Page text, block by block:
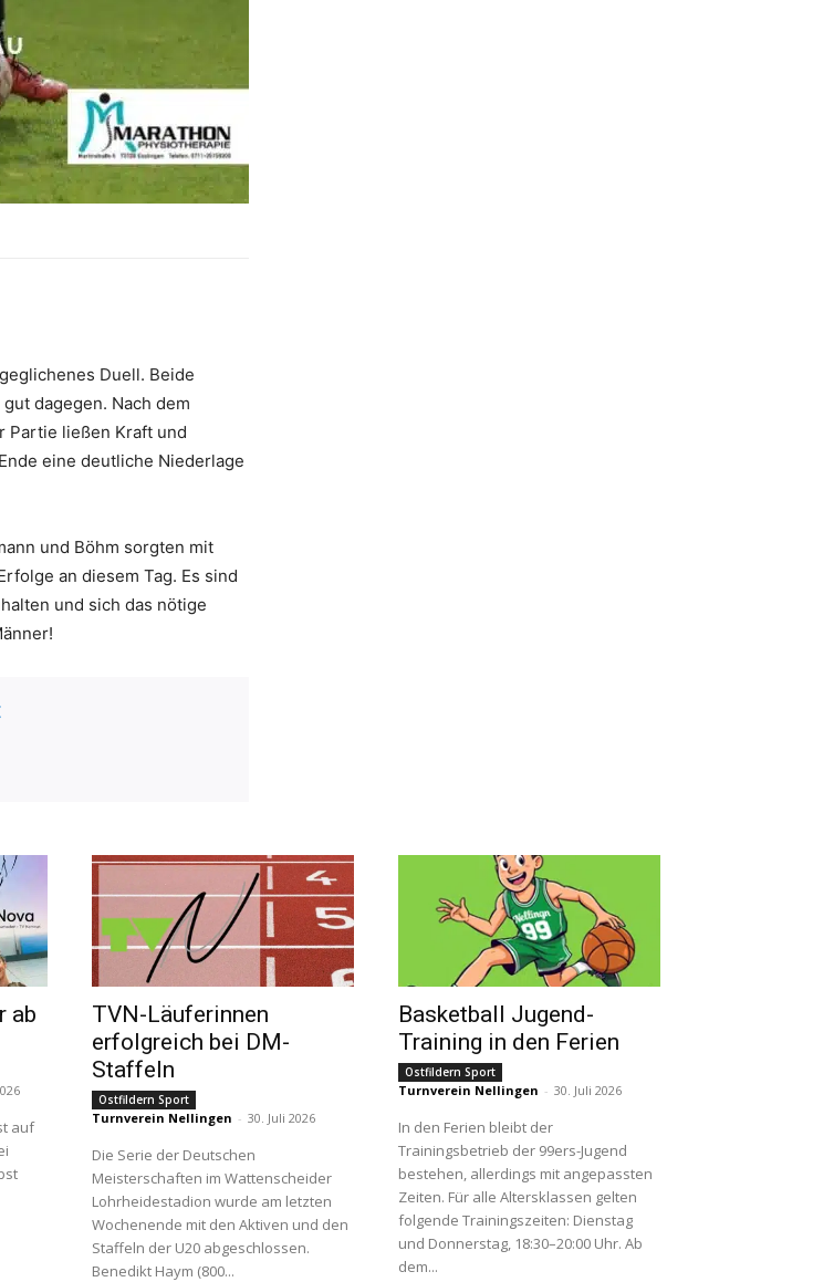
Duell. Beide
dagegen. Nach dem
Partie ließen Kraft und
eine deutliche Niederlage
und Böhm sorgten mit
an diesem Tag. Es sind
und sich das nötige
ab
auf
TVN-Läuferinnen
erfolgreich bei DM-
Staffeln
Ostfildern Sport
Turnverein Nellingen - 30. Juli 2026
Die Serie der Deutschen
Meisterschaften im Wattenscheider
Lohrheidestadion wurde am letzten
Wochenende mit den Aktiven und den
Staffeln der U20 abgeschlossen.
Benedikt Haym (800...
Basketball Jugend-
Training in den Ferien
Ostfildern Sport
Turnverein Nellingen - 30. Juli 2026
In den Ferien bleibt der
Trainingsbetrieb der 99ers-Jugend
bestehen, allerdings mit angepassten
Zeiten. Für alle Altersklassen gelten
folgende Trainingszeiten: Dienstag
und Donnerstag, 18:30–20:00 Uhr. Ab
dem...